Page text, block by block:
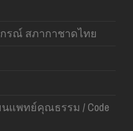
รณ์ สภากาชาดไทย
นแพทย์คุณธรรม / Code